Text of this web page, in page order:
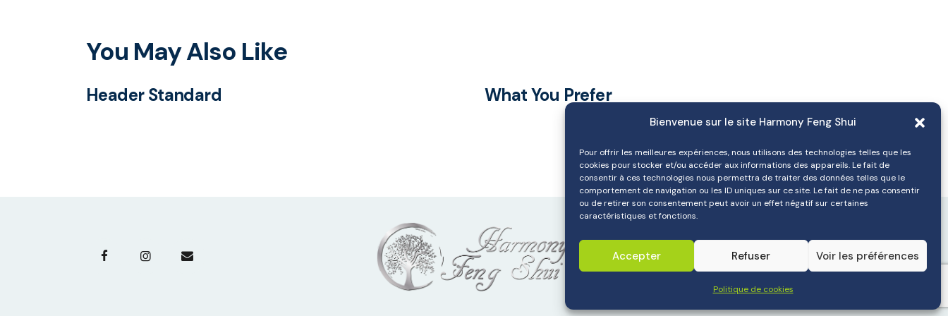
Bienvenue sur le site Harmony Feng Shui
Pour offrir les meilleures expériences, nous utilisons des technologies telles que les
cookies pour stocker et/ou accéder aux informations des appareils. Le fait de
consentir à ces technologies nous permettra de traiter des données telles que le
comportement de navigation ou les ID uniques sur ce site. Le fait de ne pas consentir
ou de retirer son consentement peut avoir un effet négatif sur certaines
caractéristiques et fonctions.
Accepter Refuser Voir les préférences
Politique de cookies
l’article
You May Also Like
Header Standard What You Prefer
site par e-perspectives
Mentions Légales